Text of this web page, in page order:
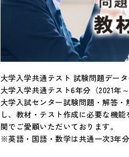
大学入学共通テスト 試験問題デー
大学入学共通テスト6年分（2021年
大学入試センター試験問題・解答
し、教材・テスト作成に必要な機
関でご愛顧いただいております。
※英語・国語・数学は共通一次3年